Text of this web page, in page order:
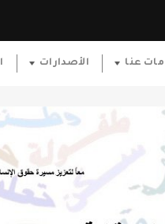
عنا الأصدارات